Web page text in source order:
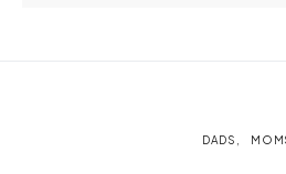
DADS